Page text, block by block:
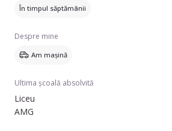
Multumesc pt atentia acordata descrierii
În timpul săptămânii
Despre mine
Am mașină
Ultima școală absolvită
Liceu
AMG